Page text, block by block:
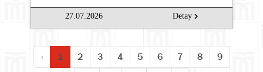
27.07.2026 Detay
‹ 1 2 3 4 5 6 7 8
9